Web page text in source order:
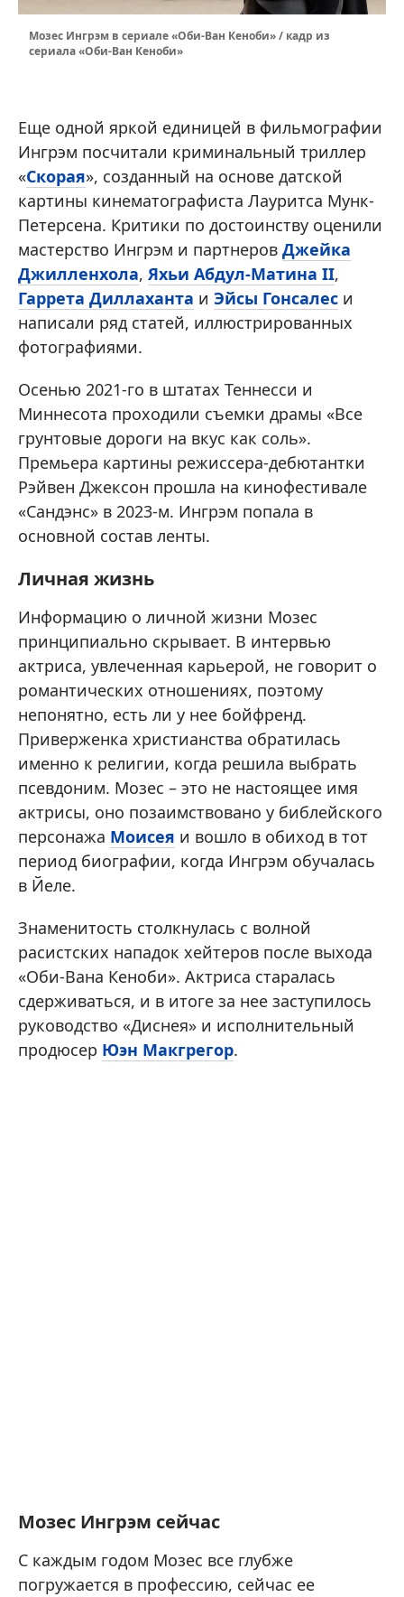
Мозес Ингрэм в сериале «Оби-Ван Кеноби» / кадр из
сериала «Оби-Ван Кеноби»
Еще одной яркой единицей в фильмографии
Ингрэм посчитали криминальный триллер
«Скорая», созданный на основе датской
картины кинематографиста Лауритса Мунк-
Петерсена. Критики по достоинству оценили
мастерство Ингрэм и партнеров Джейка
Джилленхола, Яхьи Абдул-Матина II,
Гаррета Диллаханта и Эйсы Гонсалес и
написали ряд статей, иллюстрированных
фотографиями.
Осенью 2021-го в штатах Теннесси и
Миннесота проходили съемки драмы «Все
грунтовые дороги на вкус как соль».
Премьера картины режиссера-дебютантки
Рэйвен Джексон прошла на кинофестивале
«Сандэнс» в 2023-м. Ингрэм попала в
основной состав ленты.
Личная жизнь
Информацию о личной жизни Мозес
принципиально скрывает. В интервью
актриса, увлеченная карьерой, не говорит о
романтических отношениях, поэтому
непонятно, есть ли у нее бойфренд.
Приверженка христианства обратилась
именно к религии, когда решила выбрать
псевдоним. Мозес – это не настоящее имя
актрисы, оно позаимствовано у библейского
персонажа Моисея и вошло в обиход в тот
период биографии, когда Ингрэм обучалась
в Йеле.
Знаменитость столкнулась с волной
расистских нападок хейтеров после выхода
«Оби-Вана Кеноби». Актриса старалась
сдерживаться, и в итоге за нее заступилось
руководство «Диснея» и исполнительный
продюсер Юэн Макгрегор.
Мозес Ингрэм сейчас
С каждым годом Мозес все глубже
погружается в профессию, сейчас ее